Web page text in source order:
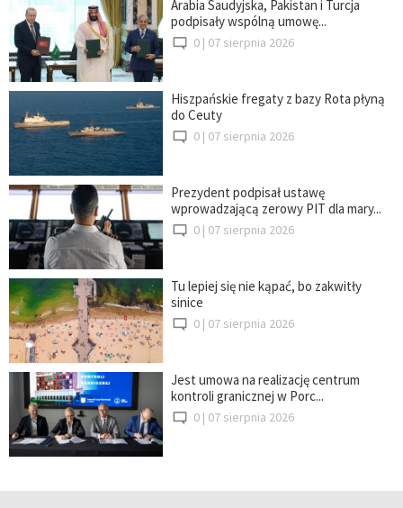
Arabia Saudyjska, Pakistan i Turcja
podpisały wspólną umowę...
0 | 07 sierpnia 2026
Hiszpańskie fregaty z bazy Rota płyną
do Ceuty
0 | 07 sierpnia 2026
Prezydent podpisał ustawę
wprowadzającą zerowy PIT dla mary...
0 | 07 sierpnia 2026
Tu lepiej się nie kąpać, bo zakwitły
sinice
0 | 07 sierpnia 2026
Jest umowa na realizację centrum
kontroli granicznej w Porc...
0 | 07 sierpnia 2026